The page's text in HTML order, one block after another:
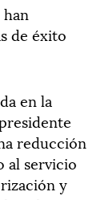
de éxito
en la
reducción
al servicio
y